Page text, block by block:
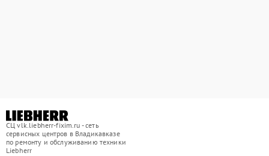
СЦ vlk.liebherr-fixim.ru - сеть
сервисных центров в Владикавказе
по ремонту и обслуживанию техники
Liebherr